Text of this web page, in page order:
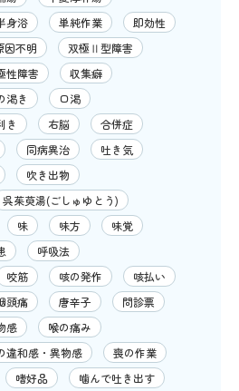
身浴 単純作業
即効性
因不明
双極Ⅱ型障害
性障害
収集癖
渇き
口渇
き 右脳
合併症
同病異治
吐き気
吹き出物
呉茱萸湯(ごしゅゆとう)
味 味方
味覚
呼吸法
咬筋 咳の発作
咳払い
頭痛 唐辛子
問診票
感
喉の痛み
違和感・異物感
喪の作業
嗜好品
噛んで吐き出す